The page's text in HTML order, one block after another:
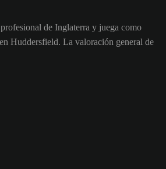
de Inglaterra y juega como
Huddersfield. La valoración general de